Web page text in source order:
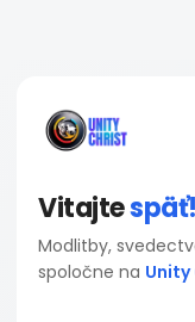
Vitajtespäť!
Modlitby,
spoločne na Unity